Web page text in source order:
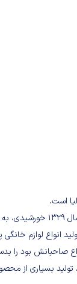
است.
این شرکت به عنوان یک کارگاه کوچک
انواع لوازم خانگی
که مورد نزاع صاحبانش
بسیاری از